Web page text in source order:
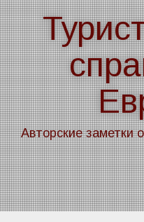
Skip
to
content
Авторские заметки